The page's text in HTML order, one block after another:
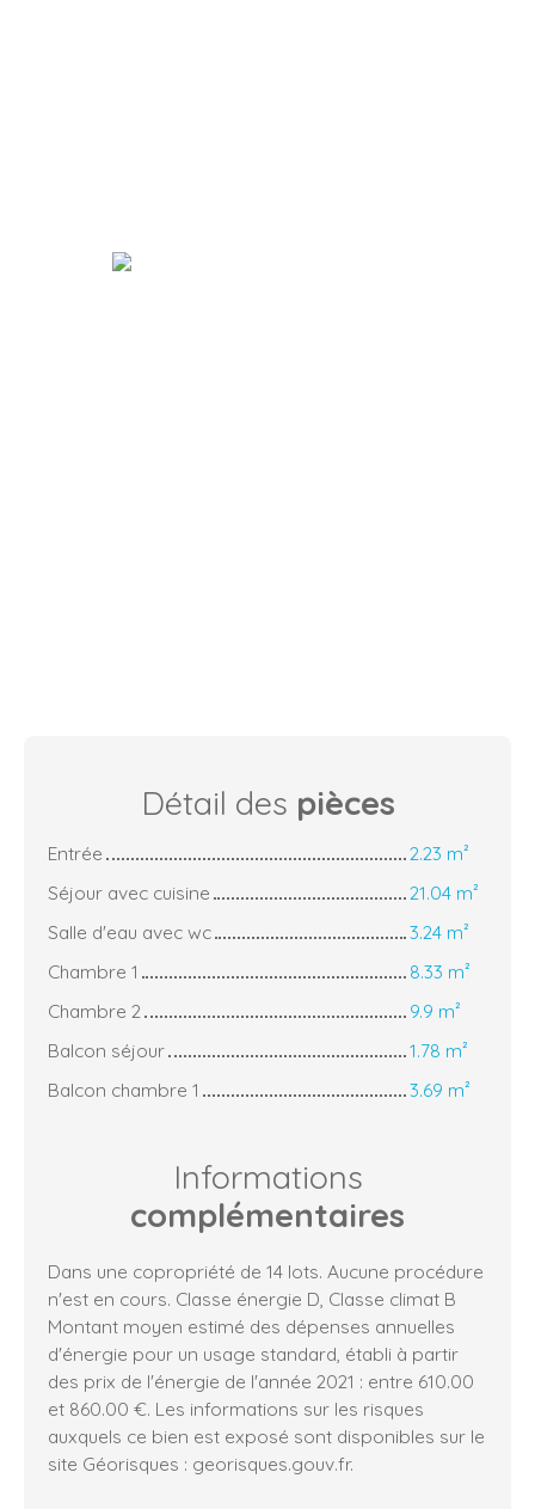
Détail des pièces
Entrée
2.23 m²
Séjour avec cuisine
21.04 m²
Salle d'eau avec wc
3.24 m²
Chambre 1
8.33 m²
Chambre 2
9.9 m²
Balcon séjour
1.78 m²
Balcon chambre 1
3.69 m²
Informations
complémentaires
Dans une copropriété de 14 lots. Aucune procédure
n'est en cours. Classe énergie D, Classe climat B
Montant moyen estimé des dépenses annuelles
d'énergie pour un usage standard, établi à partir
des prix de l'énergie de l'année 2021 : entre 610.00
et 860.00 €. Les informations sur les risques
auxquels ce bien est exposé sont disponibles sur le
site Géorisques : georisques.gouv.fr.